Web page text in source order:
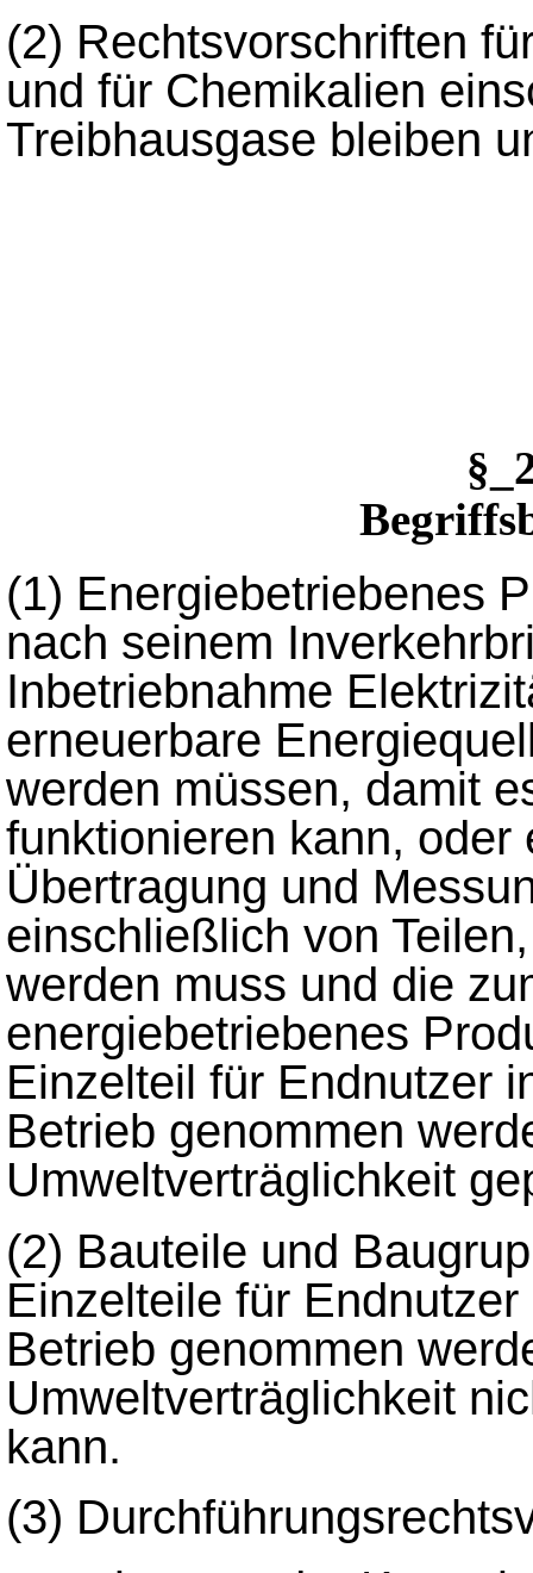
(2) Rechtsvorschriften
und für Chemikalien
Treibhausgase bleiben
(1) Energiebetriebenes
nach seinem
Inbetriebnahme
erneuerbare
werden müssen, damit
funktionieren kann,
Übertragung und
einschließlich von
werden muss und die
energiebetriebenes
Einzelteil für Endnutzer
Betrieb genommen
Umweltverträglichkeit
(2) Bauteile und
Einzelteile für
Betrieb genommen
Umweltverträglichkeit
kann.
(3)